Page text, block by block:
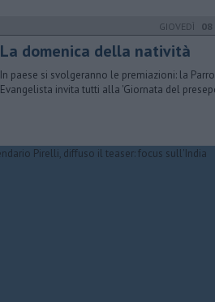
GIOVEDÌ
La domenica della natività
In paese si svolgeranno le premiazioni: la
Evangelista invita tutti alla 'Giornata del